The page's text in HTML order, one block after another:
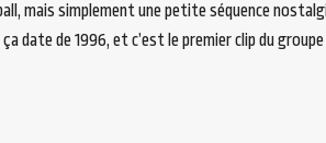
mais simplement une petite séquence
date de 1996, et c’est le premier clip du